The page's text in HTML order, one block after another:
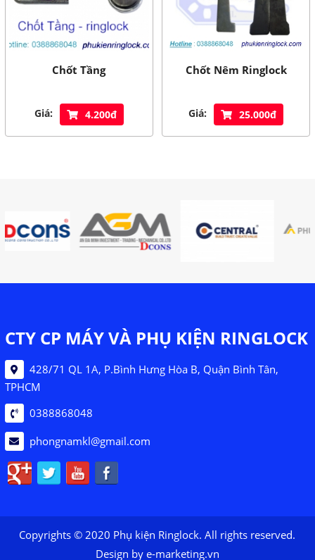
Chốt Tầng
Giá: 4.200đ
Chốt Nêm Ringlock
Giá: 25.000đ
CTY CP MÁY VÀ PHỤ KIỆN RINGLOCK
428/71 QL 1A, P.Bình Hưng Hòa B, Quận Bình Tân,
TPHCM
0388868048
phongnamkl@gmail.com
Copyrights © 2020 Phụ kiện Ringlock. All rights reserved.
Design by e-marketing.vn